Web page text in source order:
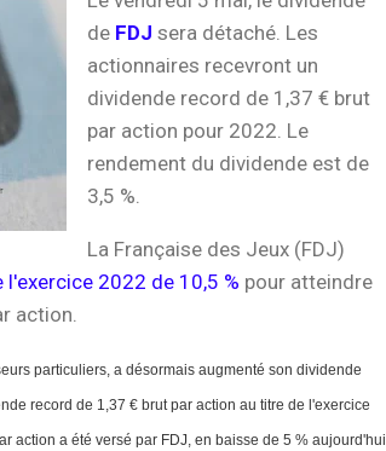
de FDJ sera détaché. Les
actionnaires recevront un
dividende record de 1,37 € brut
par action pour 2022. Le
rendement du dividende est de
3,5 %.
La Française des Jeux (FDJ)
2022 de 10,5 % pour atteindre
action.
particuliers, a désormais augmenté son dividende
record de 1,37 € brut par action au titre de l'exercice
action a été versé par FDJ, en baisse de 5 % aujourd'hui